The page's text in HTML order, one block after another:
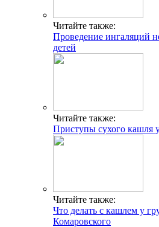
Читайте также:
Проведение ингаляций
детей
Читайте также:
Приступы сухого кашля
Читайте также:
Что делать с кашлем у
Комаровского